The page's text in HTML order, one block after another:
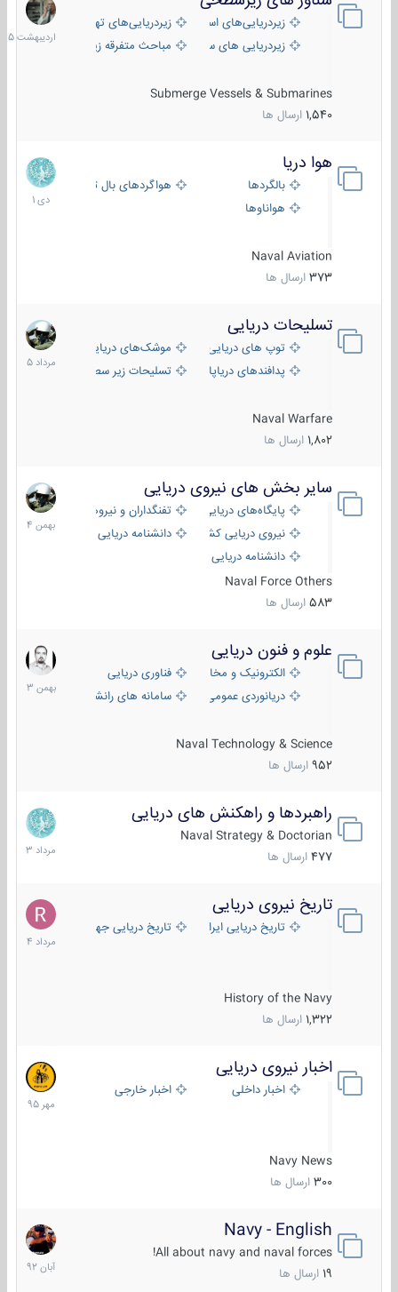
زیردریایی‌های استراتژیکزیردریایی‌های تهاجمی
زیردریایی های سبک
مباحث متفرقه زیرسطحی
Submerge Vessels & Submarines
1,540 ارسال ها
1405
هوا دریا
بالگردها
هواگردهای بال ثابت
هواناوها
Naval Aviation
373 ارسال ها
12
دی
1401
تسلیحات دریایی
توپ های دریایی
موشک‌های دریایی
پدافندهای دریاپایه
تسلیحات زیر سطحی
Naval Warfare
1,802 ارسال ها
2
مرداد
1405
سایر بخش های نیروی دریایی
پایگاه‌های دریایی
تفنگداران و نیروهای ویژه‌ی دریایی
نیروی دریایی کشورهای مختلفدانشنامه دریایی
دانشنامه دریایی کپی
Naval Force Others
583 ارسال ها
22
بهمن
1404
علوم و فنون دریایی
الکترونیک و مخابرات دریاییفناوری دریایی
دریانوردی عمومی
سامانه های رانشی دریایی
Naval Technology & Science
952 ارسال ها
6
بهمن
1403
راهبردها و راهکنش های دریایی
Naval Strategy & Doctorian
477 ارسال ها
2
مرداد
1403
تاریخ نیروی دریایی
تاریخ دریایی ایران تاریخ دریایی جهان
History of the Navy
1,322 ارسال ها
16
مرداد
1404
اخبار نیروی دریایی
اخبار داخلی اخبار خارجی
Navy News
300 ارسال ها
27
مهر
1395
Navy - English
All about navy and naval forces!
ارسال ها
22
آبان
1392